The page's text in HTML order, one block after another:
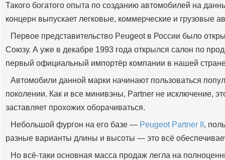
Такого богатого опыта по созданию автомобилей на
концерн выпускает легковые, коммерческие и грузовые
Первое представительство Peugeot в России было
Союзу. А уже в декабре 1993 года открылся салон по
первый официальный импортёр компании в нашей
Автомобили данной марки начинают пользоваться
поколении. Как и все минивэны, Partner не исключение,
заставляет прохожих оборачиваться.
Небольшой фургон на его базе — Peugeot Partner II ,
разные варианты длины и высоты — это всё
Но всё-таки основная масса продаж легла на